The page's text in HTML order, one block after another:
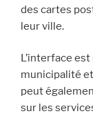
des cartes
leur ville.
L’interface
municipalité
peut
sur les